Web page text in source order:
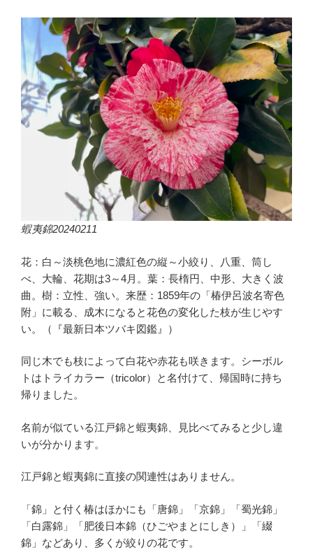
蝦夷錦20240211
花：白～淡桃色地に濃紅色の縦～小絞り、八重、筒し
べ、大輪、花期は3～4月。葉：長楕円、中形、大きく波
曲。樹：立性、強い。来歴：1859年の「椿伊呂波名寄色
附」に載る、成木になると花色の変化した枝が生じやす
い。（『最新日本ツバキ図鑑』）
同じ木でも枝によって白花や赤花も咲きます。シーボル
トはトライカラー（tricolor）と名付けて、帰国時に持ち
帰りました。
名前が似ている江戸錦と蝦夷錦、見比べてみると少し違
いが分かります。
江戸錦と蝦夷錦に直接の関連性はありません。
「錦」と付く椿はほかにも「唐錦」「京錦」「蜀光錦」
「白露錦」「肥後日本錦（ひごやまとにしき）」「綴
錦」などあり、多くが絞りの花です。